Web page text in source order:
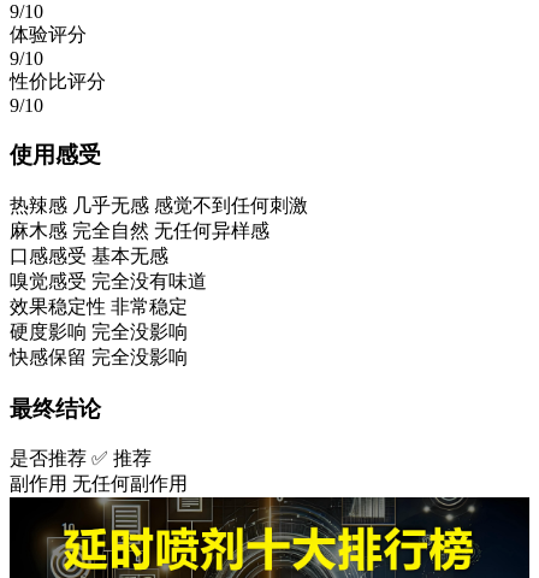
9/10
体验评分
9/10
性价比评分
9/10
使用感受
热辣感 几乎无感 感觉不到任何刺激
麻木感 完全自然 无任何异样感
口感感受 基本无感
嗅觉感受 完全没有味道
效果稳定性 非常稳定
硬度影响 完全没影响
快感保留 完全没影响
最终结论
是否推荐 ✅ 推荐
副作用 无任何副作用